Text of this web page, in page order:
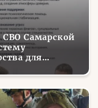
СВО Самарской
для
бойцов